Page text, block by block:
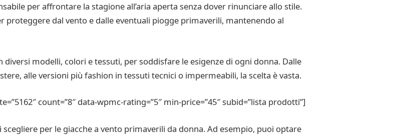
per affrontare la stagione all’aria aperta senza dover rinunciare allo stile.
dal vento e dalle eventuali piogge primaverili, mantenendo al
modelli, colori e tessuti, per soddisfare le esigenze di ogni donna. Dalle
alle versioni più fashion in tessuti tecnici o impermeabili, la scelta è vasta.
count=”8″ data-wpmc-rating=”5″ min-price=”45″ subid=”lista prodotti”]
per le giacche a vento primaverili da donna. Ad esempio, puoi optare